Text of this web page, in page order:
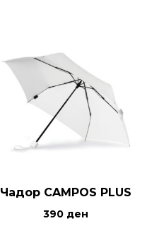
Чадор CAMPOS PLUS
390 ден